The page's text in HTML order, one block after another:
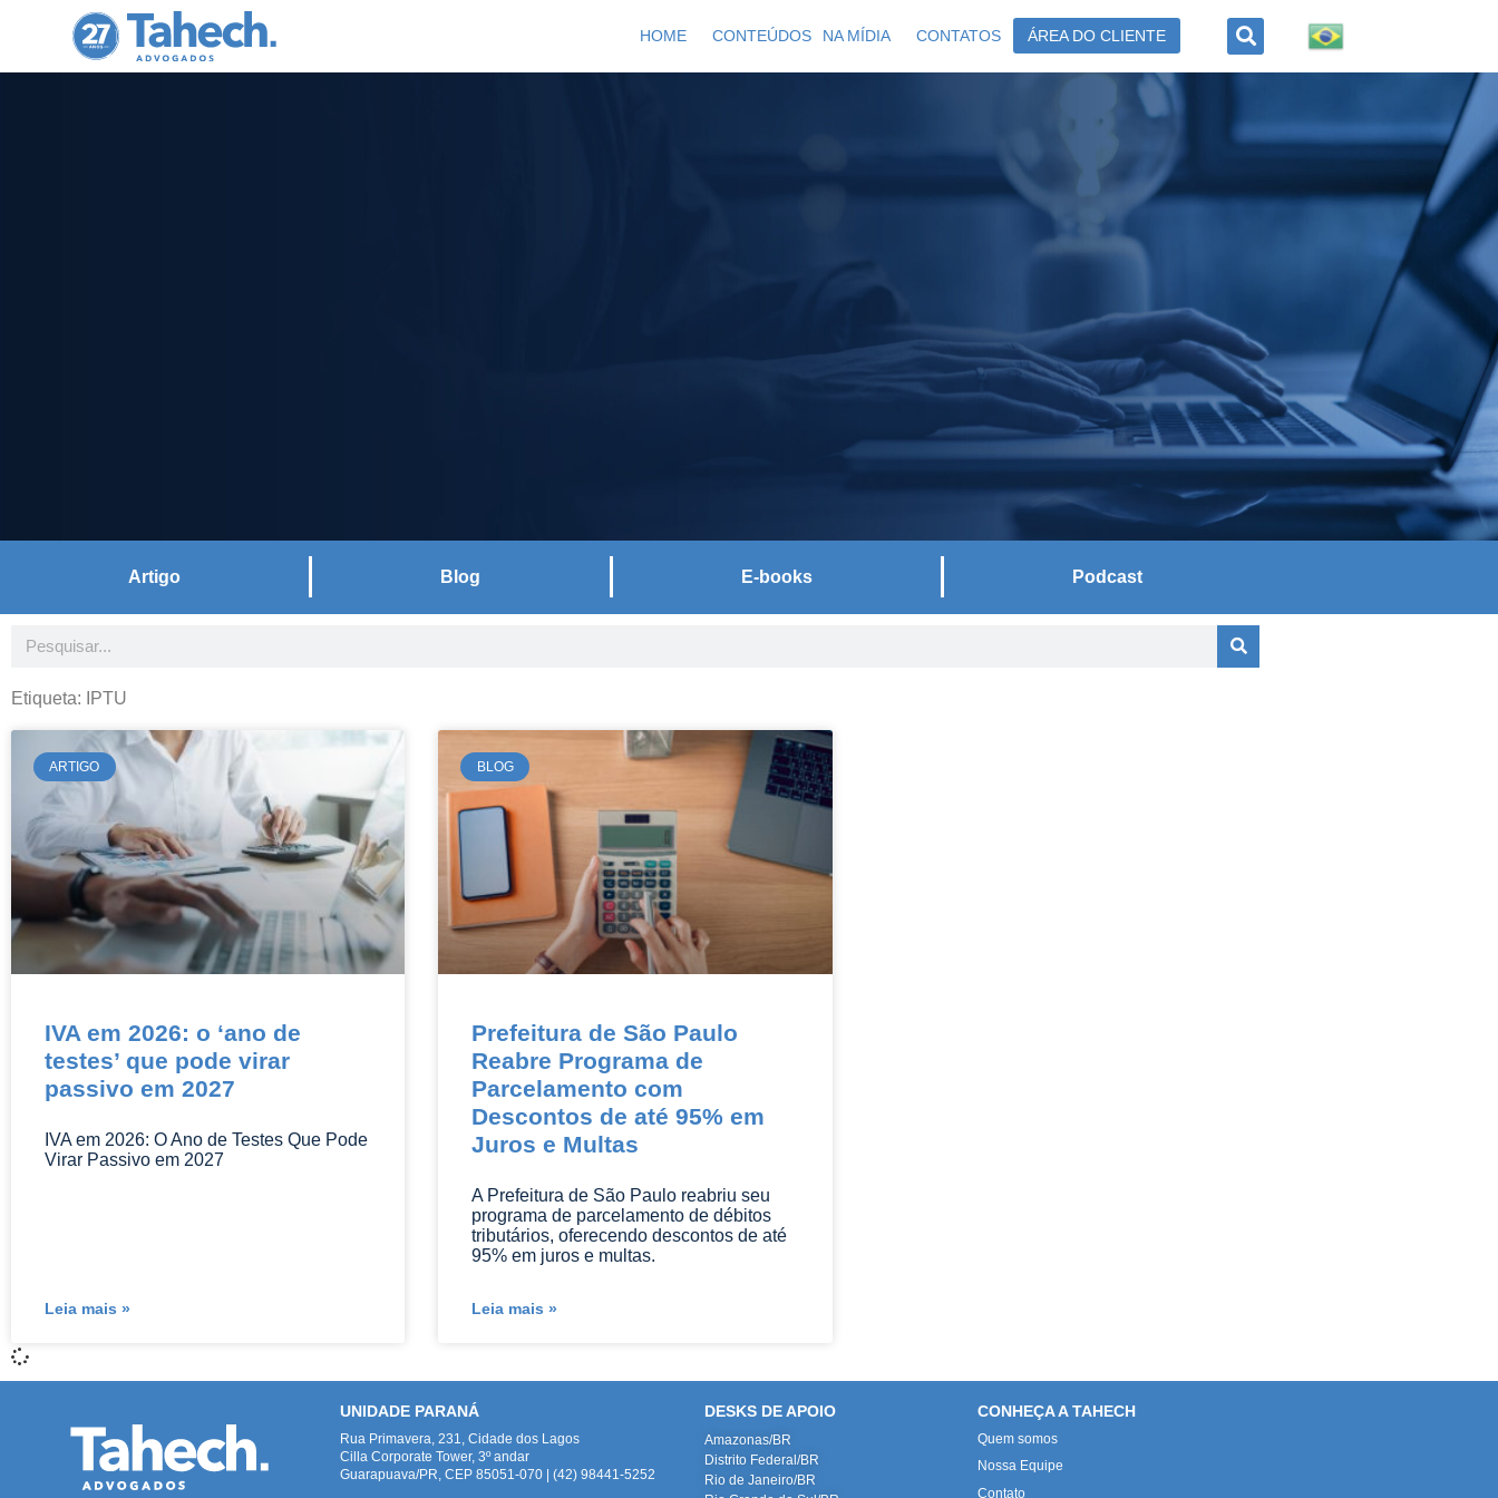
HOME CONTEÚDOS NA MÍDIA CONTATOS ÁREA DO CLIENTE
Conteúdos
Artigo Blog E-books Podcast
Etiqueta: IPTU
ARTIGO
IVA em 2026: o ‘ano de
testes’ que pode virar
passivo em 2027
IVA em 2026: O Ano de Testes Que Pode
Virar Passivo em 2027
Leia mais »
BLOG
Prefeitura de São Paulo
Reabre Programa de
Parcelamento com
Descontos de até 95% em
Juros e Multas
A Prefeitura de São Paulo reabriu seu
programa de parcelamento de débitos
tributários, oferecendo descontos de até
95% em juros e multas.
Leia mais »
UNIDADE PARANÁ
Rua Primavera, 231, Cidade dos Lagos
Cilla Corporate Tower, 3º andar
Guarapuava/PR, CEP 85051-070 | (42) 98441-5252
DESKS DE APOIO
Amazonas/BR
Distrito Federal/BR
Rio de Janeiro/BR
CONHEÇA A TAHECH
Quem somos
Nossa Equipe
Contato